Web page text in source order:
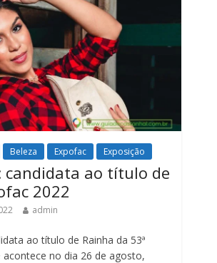
Beleza Expofac Exposição
candidata ao título de
2022
admin
ao título de Rainha da 53ª
acontece no dia 26 de agosto,